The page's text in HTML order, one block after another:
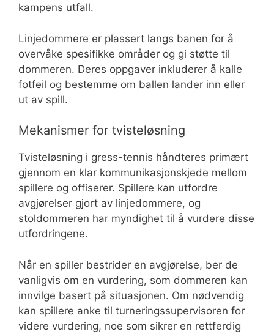
kampens utfall.
Linjedommere er plassert langs banen for å
overvåke spesifikke områder og gi støtte til
dommeren. Deres oppgaver inkluderer å kalle
fotfeil og bestemme om ballen lander inn eller
ut av spill.
Mekanismer for tvisteløsning
Tvisteløsning i gress-tennis håndteres primært
gjennom en klar kommunikasjonskjede mellom
spillere og offiserer. Spillere kan utfordre
avgjørelser gjort av linjedommere, og
stoldommeren har myndighet til å vurdere disse
utfordringene.
Når en spiller bestrider en avgjørelse, ber de
vanligvis om en vurdering, som dommeren kan
innvilge basert på situasjonen. Om nødvendig
kan spillere anke til turneringssupervisoren for
videre vurdering, noe som sikrer en rettferdig